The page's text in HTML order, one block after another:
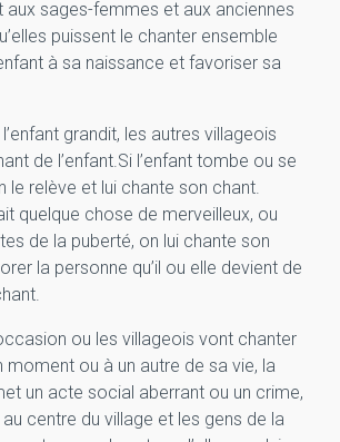
aux sages-femmes et aux anciennes
puissent le chanter ensemble
à sa naissance et favoriser sa
grandit, les autres villageois
de l’enfant.Si l’enfant tombe ou se
le relève et lui chante son chant.
quelque chose de merveilleux, ou
de la puberté, on lui chante son
la personne qu’il ou elle devient de
ou les villageois vont chanter
moment ou à un autre de sa vie, la
un acte social aberrant ou un crime,
centre du village et les gens de la